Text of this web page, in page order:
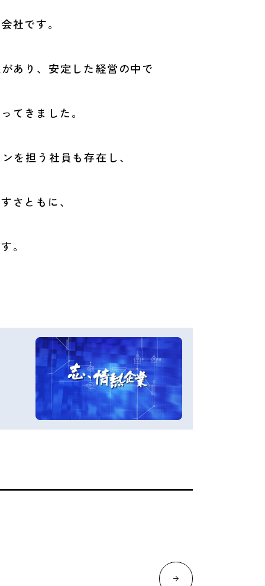
社です。
あり、 安定した経営の中で
てきました。
を担う社員も存在し、
さ ともに、
。